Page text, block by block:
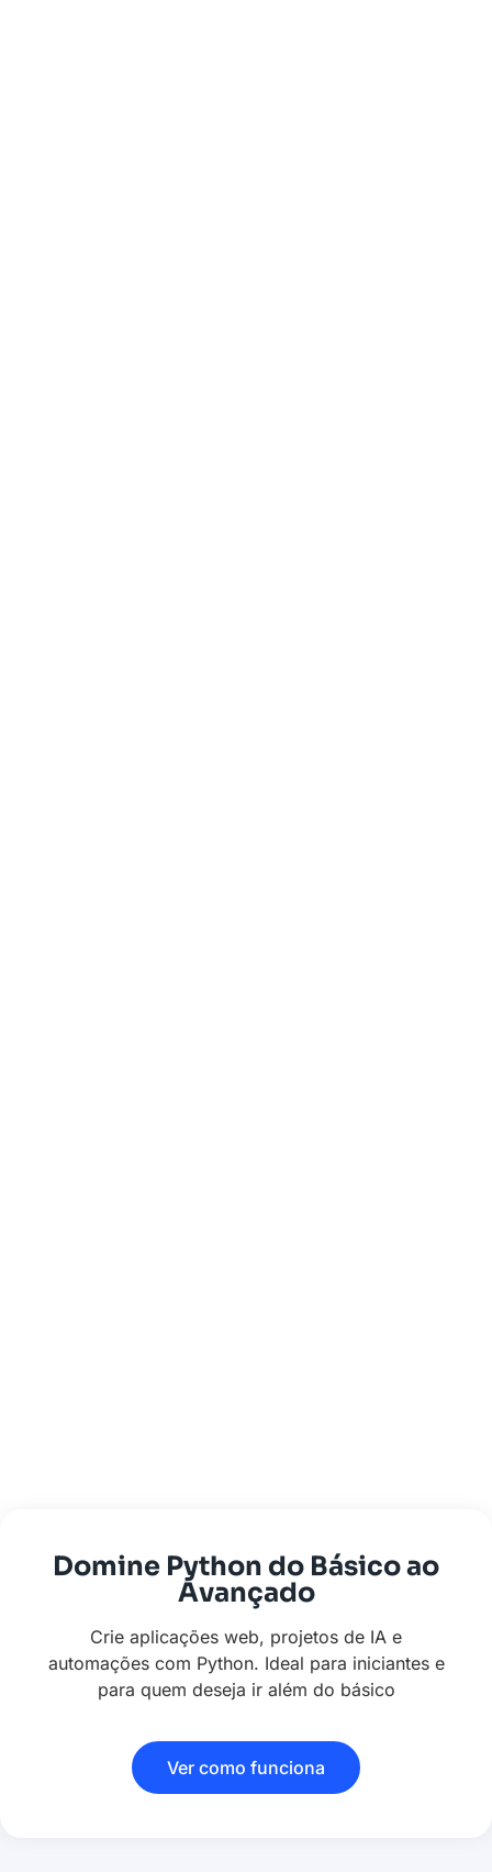
Domine Python do Básico ao
Avançado
Crie aplicações web, projetos de IA e
automações com Python. Ideal para iniciantes e
para quem deseja ir além do básico
Ver como funciona